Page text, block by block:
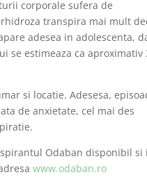
corporale sufera de
transpira mai mult
adesea in adolescenta,
se estimeaza ca aproximativ
si locatie. Adesesa,
de anxietate, cel mai des
Odaban disponibil si
www.odaban.ro